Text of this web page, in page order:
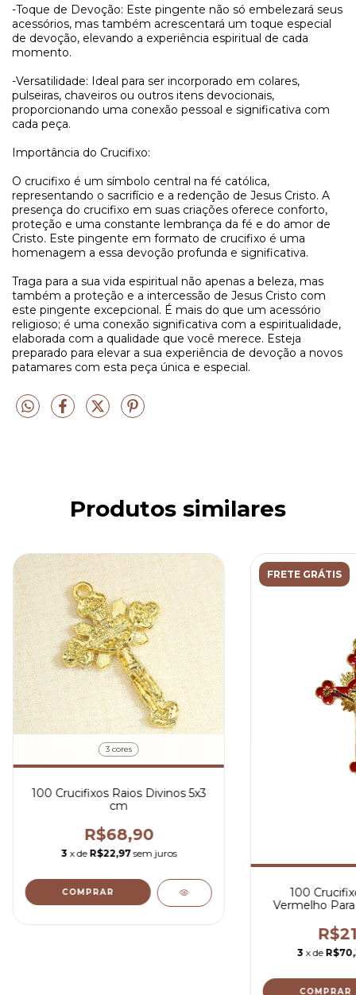
-Toque de Devoção: Este pingente não só embelezará seus
acessórios, mas também acrescentará um toque especial
de devoção, elevando a experiência espiritual de cada
momento.
-Versatilidade: Ideal para ser incorporado em colares,
pulseiras, chaveiros ou outros itens devocionais,
proporcionando uma conexão pessoal e significativa com
cada peça.
Importância do Crucifixo:
O crucifixo é um símbolo central na fé católica,
representando o sacrifício e a redenção de Jesus Cristo. A
presença do crucifixo em suas criações oferece conforto,
proteção e uma constante lembrança da fé e do amor de
Cristo. Este pingente em formato de crucifixo é uma
homenagem a essa devoção profunda e significativa.
Traga para a sua vida espiritual não apenas a beleza, mas
também a proteção e a intercessão de Jesus Cristo com
este pingente excepcional. É mais do que um acessório
religioso; é uma conexão significativa com a espiritualidade,
elaborada com a qualidade que você merece. Esteja
preparado para elevar a sua experiência de devoção a novos
patamares com esta peça única e especial.
Produtos similares
3 cores
100 Crucifixos Raios Divinos 5x3
cm
R$68,90
3 x de R$22,97 sem juros
COMPRAR
FRETE GRÁTIS
100
Vermelho
3 x de
COMPRAR